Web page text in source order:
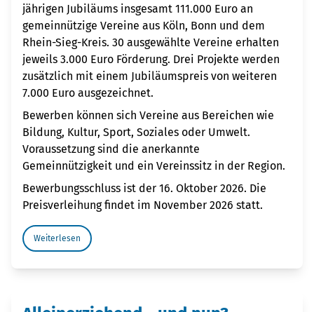
jährigen Jubiläums insgesamt 111.000 Euro an
gemeinnützige Vereine aus Köln, Bonn und dem
Rhein-Sieg-Kreis. 30 ausgewählte Vereine erhalten
jeweils 3.000 Euro Förderung. Drei Projekte werden
zusätzlich mit einem Jubiläumspreis von weiteren
7.000 Euro ausgezeichnet.
Bewerben können sich Vereine aus Bereichen wie
Bildung, Kultur, Sport, Soziales oder Umwelt.
Voraussetzung sind die anerkannte
Gemeinnützigkeit und ein Vereinssitz in der Region.
Bewerbungsschluss ist der 16. Oktober 2026. Die
Preisverleihung findet im November 2026 statt.
Weiterlesen